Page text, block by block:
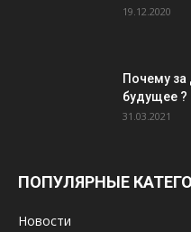
19.12.2020
Почему за
будущее ?
31.03.2021
ПОПУЛЯРНЫЕ
Новости